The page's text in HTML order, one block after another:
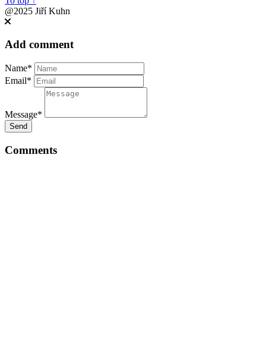
@2025 Jiří Kuhn
Add comment
Name*
Email*
Message*
Send
Comments